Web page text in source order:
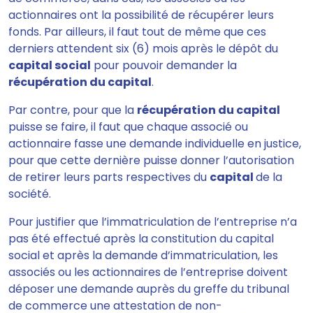
actionnaires ont la possibilité de récupérer leurs
fonds. Par ailleurs, il faut tout de même que ces
derniers attendent six (6) mois après le dépôt du
capital social pour pouvoir demander la
récupération du capital.
Par contre, pour que la récupération du capital
puisse se faire, il faut que chaque associé ou
actionnaire fasse une demande individuelle en justice,
pour que cette dernière puisse donner l’autorisation
de retirer leurs parts respectives du capitalde la
société.
Pour justifier que l’immatriculation de l’entreprise n’a
pas été effectué après la constitution du capital
social et après la demande d’immatriculation, les
associés ou les actionnaires de l’entreprise doivent
déposer une demande auprès du greffe du tribunal
de commerce une attestation de non-